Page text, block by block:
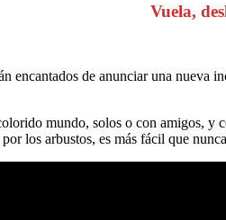
Vuela,
encantados de anunciar una
mundo, solos o con amigos, y
los arbustos, es más fácil que